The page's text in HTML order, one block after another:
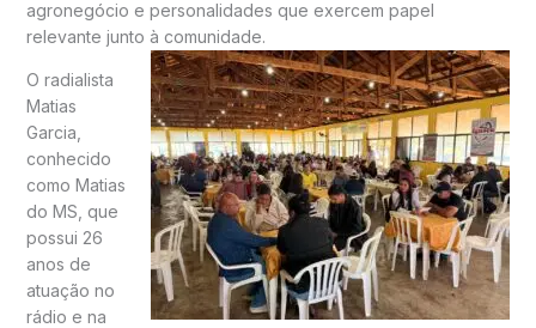
agronegócio e personalidades que exercem papel
relevante junto à comunidade.
O radialista
Matias
Garcia,
conhecido
como Matias
do MS, que
possui 26
anos de
atuação no
rádio e na